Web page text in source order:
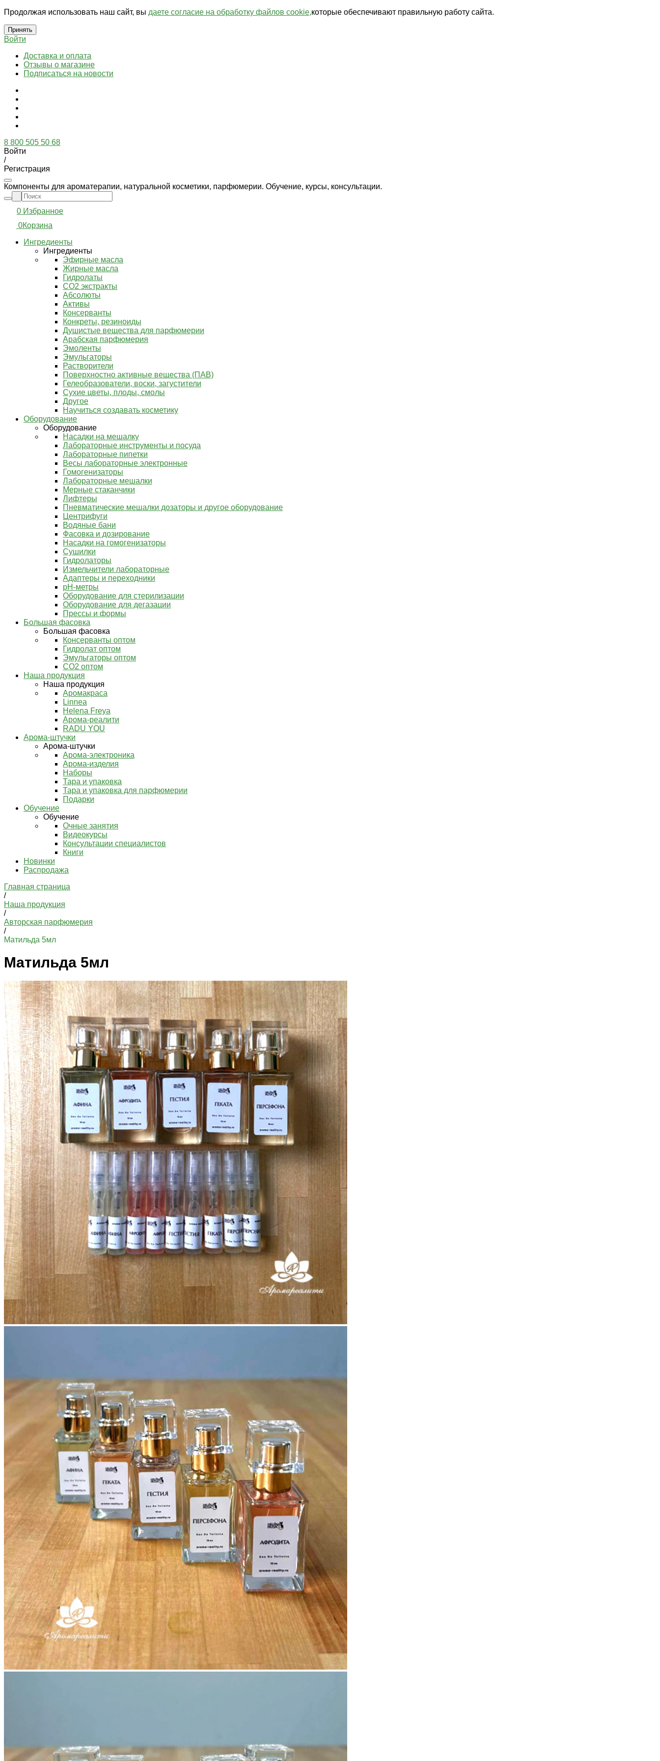
Продолжая использовать наш сайт, вы даете согласие на обработку файлов cookie,которые обеспечивают правильную работу сайта.
Принять
Войти
Доставка и оплата
Отзывы о магазине
Подписаться на новости
8 800 505 50 68
Войти
/
Регистрация
Компоненты для ароматерапии, натуральной косметики, парфюмерии. Обучение, курсы, консультации.
0 Избранное
0Корзина
Ингредиенты
Ингредиенты
Эфирные масла
Жирные масла
Гидролаты
СО2 экстракты
Абсолюты
Активы
Консерванты
Конкреты, резиноиды
Душистые вещества для парфюмерии
Арабская парфюмерия
Эмоленты
Эмульгаторы
Растворители
Поверхностно активные вещества (ПАВ)
Гелеобразователи, воски, загустители
Сухие цветы, плоды, смолы
Другое
Научиться создавать косметику
Оборудование
Оборудование
Насадки на мешалку
Лабораторные инструменты и посуда
Лабораторные пипетки
Весы лабораторные электронные
Гомогенизаторы
Лабораторные мешалки
Мерные стаканчики
Лифтеры
Пневматические мешалки дозаторы и другое оборудование
Центрифуги
Водяные бани
Фасовка и дозирование
Насадки на гомогенизаторы
Сушилки
Гидролаторы
Измельчители лабораторные
Адаптеры и переходники
pH-метры
Оборудование для стерилизации
Оборудование для дегазации
Прессы и формы
Большая фасовка
Большая фасовка
Консерванты оптом
Гидролат оптом
Эмульгаторы оптом
СО2 оптом
Наша продукция
Наша продукция
Аромакраса
Linnea
Helena Freya
Арома-реалити
RADU YOU
Арома-штучки
Арома-штучки
Арома-электроника
Арома-изделия
Наборы
Тара и упаковка
Тара и упаковка для парфюмерии
Подарки
Обучение
Обучение
Очные занятия
Видеокурсы
Консультации специалистов
Книги
Новинки
Распродажа
Главная страница
/
Наша продукция
/
Авторская парфюмерия
/
Матильда 5мл
Матильда 5мл